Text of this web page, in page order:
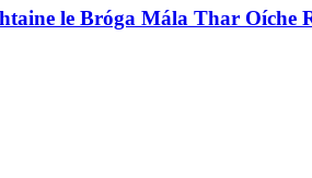
le Bróga Mála Thar Oíche